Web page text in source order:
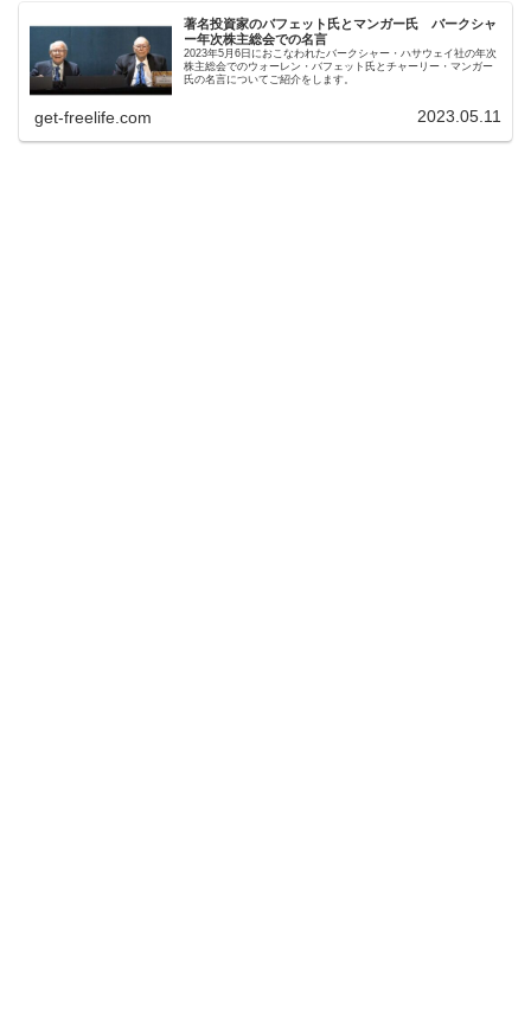
著名投資家のバフェット氏とマンガー氏 バークシャ
ー年次株主総会での名言
2023年5月6日におこなわれたバークシャー・ハサウェイ社の年次
株主総会でのウォーレン・バフェット氏とチャーリー・マンガー
氏の名言についてご紹介をします。
get-freelife.com 2023.05.11